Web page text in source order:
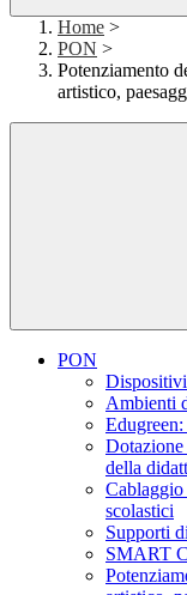
Home >
PON >
Potenziamento
artistico,
PON
Ambienti
Dotazione
della
scolastici
Supporti
SMART